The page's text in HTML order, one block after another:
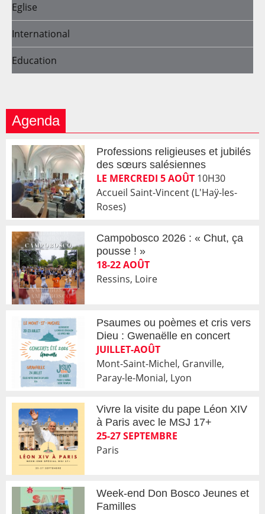
Eglise
International
Education
Agenda
Professions religieuses et jubilés
des sœurs salésiennes
LE MERCREDI 5 AOÛT 10H30
Accueil Saint-Vincent (L'Haÿ-les-
Roses)
Campobosco 2026 : « Chut, ça
pousse ! »
18-22 AOÛT
Ressins, Loire
Psaumes ou poèmes et cris vers
Dieu : Gwenaëlle en concert
JUILLET-AOÛT
Mont-Saint-Michel, Granville,
Paray-le-Monial, Lyon
Vivre la visite du pape Léon XIV
à Paris avec le MSJ 17+
25-27 SEPTEMBRE
Paris
Week-end Don Bosco Jeunes et
Familles